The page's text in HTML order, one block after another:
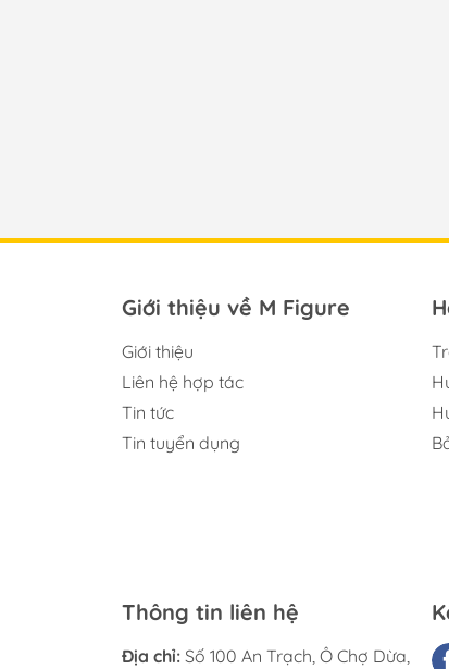
Giới thiệu về M Figure
Giới thiệu
Liên hệ hợp tác
Tin tức
Tin tuyển dụng
Thông tin liên hệ
Địa chỉ: Số 100 An Trạch, Ô Chợ Dừa,